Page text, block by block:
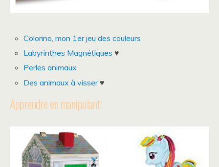
Colorino, mon 1er jeu des couleurs
Labyrinthes Magnétiques ♥
Perles animaux
Des animaux à visser♥
Apprendre en manipulant